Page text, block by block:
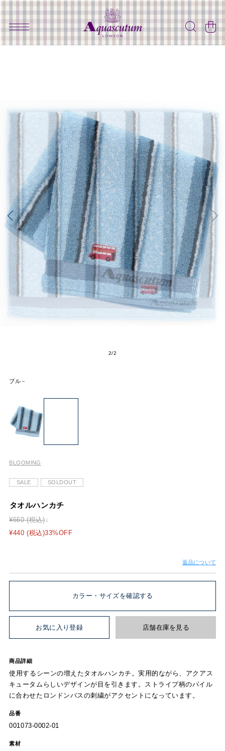
2/2
ブル－
BLOOMING
SALE SOLDOUT
タオルハンカチ
¥660 (税込)
¥440 (税込)33%OFF
返品について
カラー・サイズを確認する
お気に入り登録 店舗在庫を見る
商品詳細
使用するシーンの増えたタオルハンカチ。実用的ながら、アクアス
キュータムらしいデザインが目を引きます。ストライプ柄のパイル
に合わせたロンドンバスの刺繍がアクセントになっています。
品番
001073-0002-01
素材